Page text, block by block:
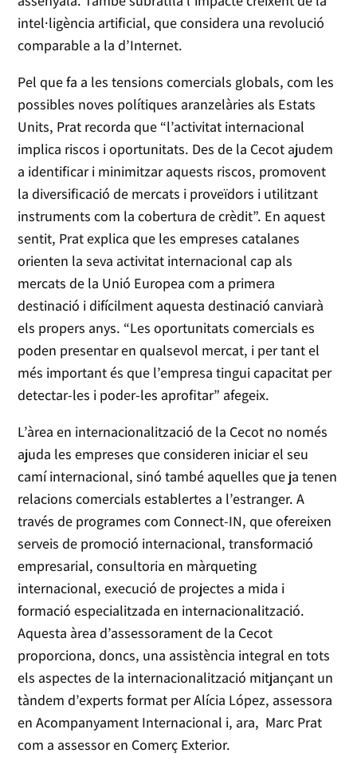
intel·ligència artificial, que considera una revolució
comparable a la d’Internet.
Pel que fa a les tensions comercials globals, com les
possibles noves polítiques aranzelàries als Estats
Units, Prat recorda que “l’activitat internacional
implica riscos i oportunitats. Des de la Cecot ajudem
a identificar i minimitzar aquests riscos, promovent
la diversificació de mercats i proveïdors i utilitzant
instruments com la cobertura de crèdit”. En aquest
sentit, Prat explica que les empreses catalanes
orienten la seva activitat internacional cap als
mercats de la Unió Europea com a primera
destinació i difícilment aquesta destinació canviarà
els propers anys. “Les oportunitats comercials es
poden presentar en qualsevol mercat, i per tant el
més important és que l’empresa tingui capacitat per
detectar-les i poder-les aprofitar” afegeix.
L’àrea en internacionalització de la Cecot no només
ajuda les empreses que consideren iniciar el seu
camí internacional, sinó també aquelles que ja tenen
relacions comercials establertes a l’estranger. A
través de programes com Connect-IN, que ofereixen
serveis de promoció internacional, transformació
empresarial, consultoria en màrqueting
internacional, execució de projectes a mida i
formació especialitzada en internacionalització.
Aquesta àrea d’assessorament de la Cecot
proporciona, doncs, una assistència integral en tots
els aspectes de la internacionalització mitjançant un
tàndem d’experts format per Alícia López, assessora
en Acompanyament Internacional i, ara, Marc Prat
com a assessor en Comerç Exterior.